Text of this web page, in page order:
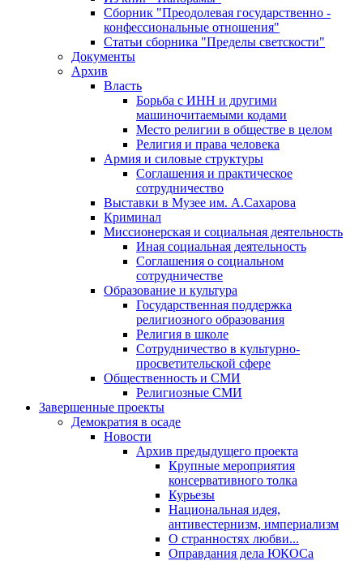
Сборник "Преодолевая государственно -
конфессиональные отношения"
Статьи сборника "Пределы светскости"
Документы
Архив
Власть
Борьба с ИНН и другими
машиночитаемыми кодами
Место религии в обществе в целом
Религия и права человека
Армия и силовые структуры
Соглашения и практическое
сотрудничество
Выставки в Музее им. А.Сахарова
Криминал
Миссионерская и социальная деятельность
Иная социальная деятельность
Соглашения о социальном
сотрудничестве
Образование и культура
Государственная поддержка
религиозного образования
Религия в школе
Сотрудничество в культурно-
просветительской сфере
Общественность и СМИ
Религиозные СМИ
Завершенные проекты
Демократия в осаде
Новости
Архив предыдущего проекта
Крупные мероприятия
консервативного толка
Курьезы
Национальная идея,
антивестернизм, империализм
О странностях любви...
Оправдания дела ЮКОСа